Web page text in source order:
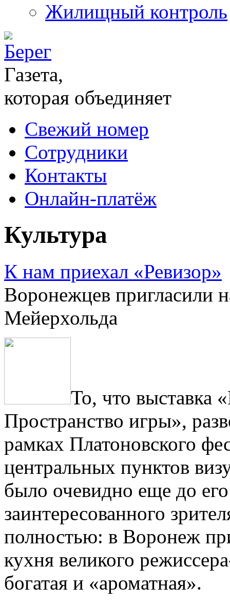
Жилищный контроль
Газета,
которая объединяет
Свежий номер
Сотрудники
Контакты
Онлайн-платёж
Культура
К нам приехал «Ревизор»
Воронежцев пригласили
Мейерхольда
То, что выставка
Пространство игры»,
рамках Платоновского
центральных пунктов
было очевидно еще до
заинтересованного
полностью: в Воронеж
кухня великого
богатая и «ароматная».